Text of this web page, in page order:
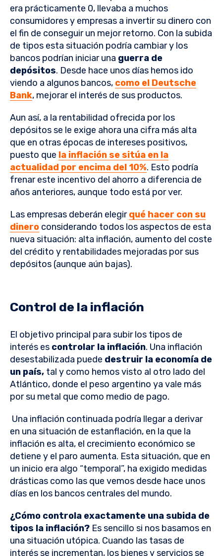
era prácticamente 0, llevaba a muchos
consumidores y empresas a invertir su dinero con
el fin de conseguir un mejor retorno. Con la subida
de tipos esta situación podría cambiar y los
bancos podrían iniciar una guerra de
depósitos. Desde hace unos días hemos ido
viendo a algunos bancos, como el Deutsche
Bank, mejorar el interés de sus productos.
Aun así, a la rentabilidad ofrecida por los
depósitos se le exige ahora una cifra más alta
que en otras épocas de intereses positivos,
puesto que la inflación se sitúa en la
actualidad por encima del 10%. Esto podría
frenar este incentivo del ahorro a diferencia de
años anteriores, aunque todo está por ver.
Las empresas deberán elegirqué hacer con su
dinero considerando todos los aspectos de esta
nueva situación: alta inflación, aumento del coste
del crédito y rentabilidades mejoradas por sus
depósitos (aunque aún bajas).
Control de la inflación
El objetivo principal para subir los tipos de
interés es controlar la inflación. Una inflación
desestabilizada puede destruir la economía de
un país, tal y como hemos visto al otro lado del
Atlántico, donde el peso argentino ya vale más
por su metal que como medio de pago.
Una inflación continuada podría llegar a derivar
en una situación de estanflación, en la que la
inflación es alta, el crecimiento económico se
detiene y el paro aumenta. Esta situación, que en
un inicio era algo “temporal”, ha exigido medidas
drásticas como las que vemos desde hace unos
días en los bancos centrales del mundo.
¿Cómo controla exactamente una subida de
tipos la inflación? Es sencillo si nos basamos en
una situación utópica. Cuando las tasas de
interés se incrementan, los bienes y servicios se